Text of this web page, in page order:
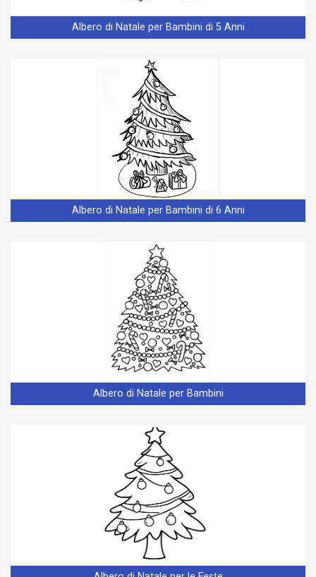
Albero di Natale per Bambini di 5 Anni
Albero di Natale per Bambini di 6 Anni
Albero di Natale per Bambini